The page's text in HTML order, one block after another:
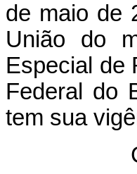
de maio de
União do
Especial de
Federal do
tem sua